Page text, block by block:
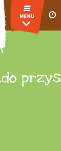
godziny
09.00